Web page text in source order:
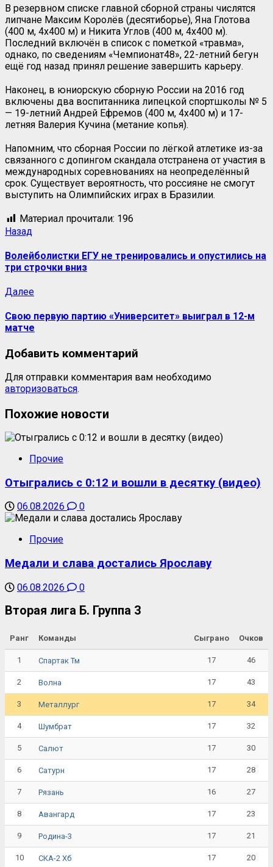
В резервном списке главной сборной страны числятся
липчане Максим Королёв (десятиборье), Яна Глотова
(400 м, 4х400 м) и Никита Углов (400 м, 4х400 м).
Последний включён в список с пометкой «травма»,
однако, по сведениям «Чемпионат48», 22-летний бегун
ещё год назад принял решение завершить карьеру.
Наконец, в юниорскую сборную России на 2016 год
включены два воспитанника липецкой спортшколы № 5
— 19-летний Андрей Ефремов (400 м, 4х400 м) и 17-
летняя Валерия Кучина (метание копья).
Напомним, что сборная России по лёгкой атлетике из-за
связанного с допингом скандала отстранена от участия в
международных соревнованиях на неопределённый
срок. Существует вероятность, что россияне не смогут
выступить на Олимпийских играх в Бразилии.
Материал прочитали: 196
Назад
Волейболистки ЕГУ не тренировались и опустились на
три строчки вниз
Далее
Свою первую партию «Университет» выиграл в 12-м
матче
Добавить комментарий
Для отправки комментария вам необходимо
авторизоваться.
Похожие новости
Прочие
Отыгрались с 0:12 и вошли в десятку (видео)
06.08.2026 0
Прочие
Медали и слава достались Ярославу
06.08.2026 0
Вторая лига Б. Группа 3
Ранг Команды Сыграно Очков
1 Спартак Тм 17 46
2 Волна 17 43
3 Металлург 17 34
4 Шумбрат 17 32
5 Салют 17 30
6 Сатурн 17 28
7 Рязань 16 27
8 Авангард 17 23
9 Родина-3 17 21
10 СКА-2 Хб 17 20